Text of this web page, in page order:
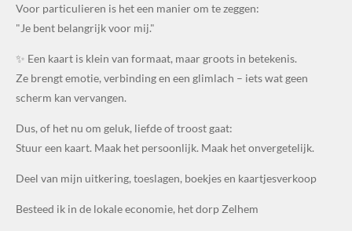
Voor particulieren is het een manier om te zeggen:
"Je bent belangrijk voor mij."
✨ Een kaart is klein van formaat, maar groots in betekenis.
Ze brengt emotie, verbinding en een glimlach – iets wat geen
scherm kan vervangen.
Dus, of het nu om geluk, liefde of troost gaat:
Stuur een kaart. Maak het persoonlijk. Maak het onvergetelijk.
Deel van mijn uitkering, toeslagen, boekjes en kaartjesverkoop
Besteed ik in de lokale economie, het dorp Zelhem